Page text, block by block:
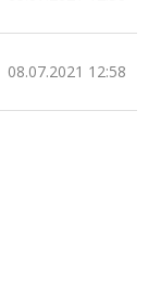
08.07.2021 12:58